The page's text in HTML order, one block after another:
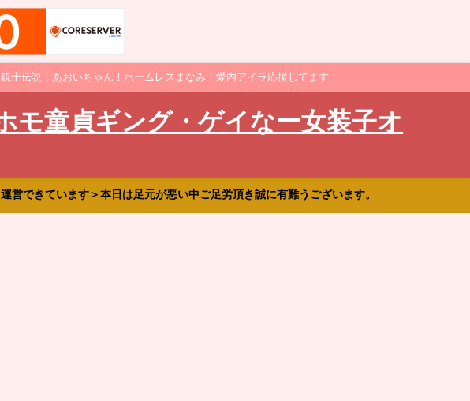
伝説！あおいちゃん！ホームレスまなみ！愛内アイラ応援してます！
モ童貞ギング・ゲイなー女装子オ
できています＞本日は足元が悪い中ご足労頂き誠に有難うございます。